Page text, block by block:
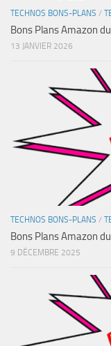
TECHNOS BONS-PLANS /
Bons Plans Amazon
13 JANVIER 2026
TECHNOS BONS-PLANS /
Bons Plans Amazon
9 DÉCEMBRE 2025